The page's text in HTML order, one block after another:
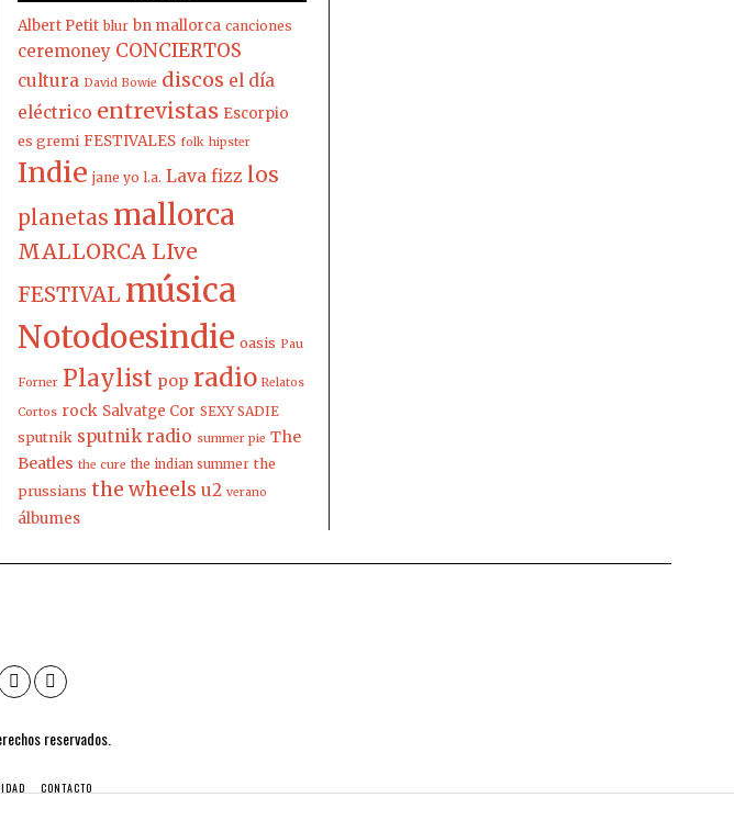
Albert Petit blur bn mallorca canciones
ceremoney CONCIERTOS
cultura David Bowie discos el día
eléctrico entrevistas Escorpio
es gremi FESTIVALES folk hipster
Indie jane yo l.a. Lava fizz los
planetas mallorca
MALLORCA LIve
FESTIVAL música
Notodoesindie oasis Pau
Forner Playlist pop radio Relatos
Cortos rock Salvatge Cor SEXY SADIE
sputnik sputnik radio summer pie The
Beatles the cure the indian summer the
prussians the wheels u2 verano
álbumes
reservados.
CONTACTO